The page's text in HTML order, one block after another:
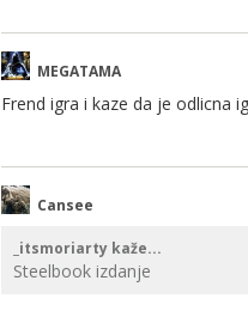
MEGATAMA
Frend igra i kaze da je odlicna
Cansee
_itsmoriarty kaže...
Steelbook izdanje